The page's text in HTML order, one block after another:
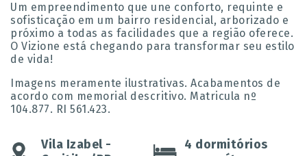
Um empreendimento que une conforto, requinte e
sofisticação em um bairro residencial, arborizado e
próximo a todas as facilidades que a região oferece.
O Vizione está chegando para transformar seu estilo
de vida!
Imagens meramente ilustrativas. Acabamentos de
acordo com memorial descritivo. Matricula nº
104.877. RI 561.423.
Vila Izabel -
4 dormitórios